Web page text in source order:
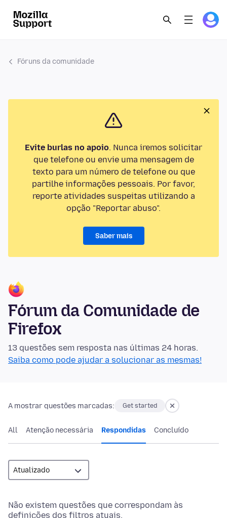
Fóruns da comunidade
Evite burlas no apoio. Nunca iremos solicitar
que telefone ou envie uma mensagem de
texto para um número de telefone ou que
partilhe informações pessoais. Por favor,
reporte atividades suspeitas utilizando a
opção "Reportar abuso".
Saber mais
Fórum da Comunidade de
Firefox
13 questões sem resposta nas últimas 24 horas.
Saiba como pode ajudar a solucionar as mesmas!
A mostrar questões marcadas: Get started
All Atenção necessária Respondidas Concluído
Não existem questões que correspondam às
definições dos filtros atuais.